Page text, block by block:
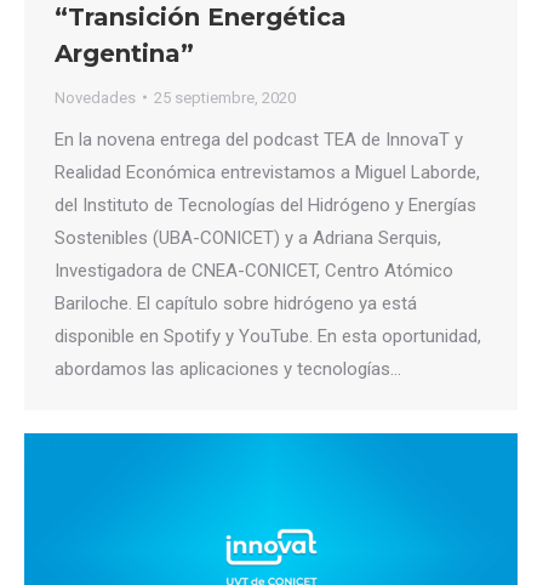
“Transición Energética
Argentina”
Novedades 25 septiembre, 2020
En la novena entrega del podcast TEA de InnovaT y
Realidad Económica entrevistamos a Miguel Laborde,
del Instituto de Tecnologías del Hidrógeno y Energías
Sostenibles (UBA-CONICET) y a Adriana Serquis,
Investigadora de CNEA-CONICET, Centro Atómico
Bariloche. El capítulo sobre hidrógeno ya está
disponible en Spotify y YouTube. En esta oportunidad,
abordamos las aplicaciones y tecnologías…